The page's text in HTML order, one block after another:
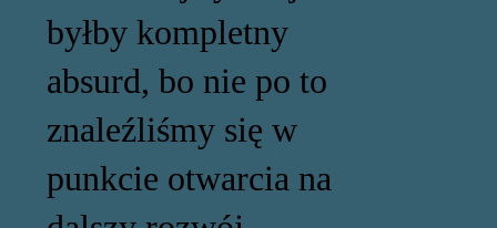
byłby kompletny
absurd, bo nie po to
znaleźliśmy się w
punkcie otwarcia na